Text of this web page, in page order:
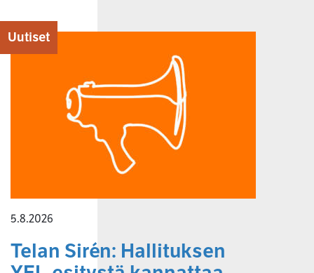
Uutiset
5.8.2026
Telan Sirén: Hallituksen